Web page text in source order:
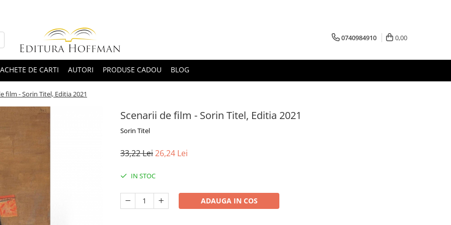
0740984910 0,00
DE CARTI AUTORI PRODUSE CADOU BLOG
film - Sorin Titel, Editia 2021
Scenarii de film - Sorin Titel, Editia 2021
Sorin Titel
33,22 Lei26,24 Lei
IN STOC
ADAUGA IN COS